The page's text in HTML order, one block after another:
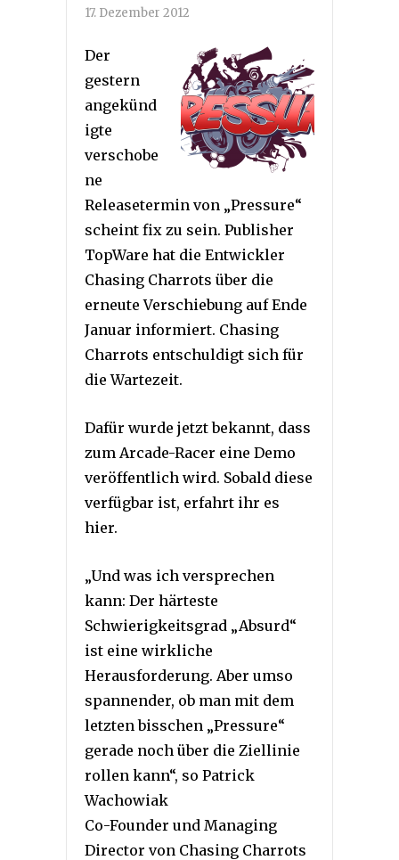
17. Dezember 2012
Der
gestern
angekünd
igte
verschobe
ne
Releasetermin von „Pressure“
scheint fix zu sein. Publisher
TopWare hat die Entwickler
Chasing Charrots über die
erneute Verschiebung auf Ende
Januar informiert. Chasing
Charrots entschuldigt sich für
die Wartezeit.
Dafür wurde jetzt bekannt, dass
zum Arcade-Racer eine Demo
veröffentlich wird. Sobald diese
verfügbar ist, erfahrt ihr es
hier.
„Und was ich versprechen
kann: Der härteste
Schwierigkeitsgrad „Absurd“
ist eine wirkliche
Herausforderung. Aber umso
spannender, ob man mit dem
letzten bisschen „Pressure“
gerade noch über die Ziellinie
rollen kann“, so Patrick
Wachowiak
Co-Founder und Managing
Director von Chasing Charrots